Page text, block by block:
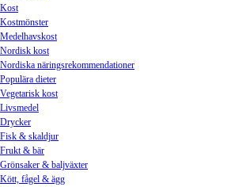
Kost
Kostmönster
Medelhavskost
Nordisk kost
Nordiska näringsrekommendationer
Populära dieter
Vegetarisk kost
Livsmedel
Drycker
Fisk & skaldjur
Frukt & bär
Grönsaker & baljväxter
Kött, fågel & ägg